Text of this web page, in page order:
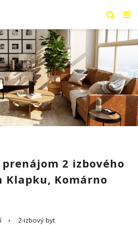
prenájom 2 izbového
Klapku, Komárno
2-izbový byt